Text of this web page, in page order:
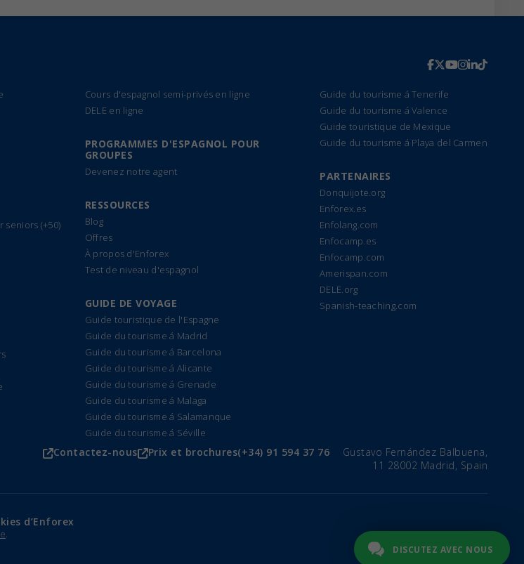
seniors (+50)
Cours d'espagnol semi-privés en ligne
DELE en ligne
PROGRAMMES D'ESPAGNOL POUR
GROUPES
Devenez notre agent
RESSOURCES
Blog
Offres
À propos d'Enforex
Test de niveau d'espagnol
GUIDE DE VOYAGE
Guide touristique de l'Espagne
Guide du tourisme á Madrid
Guide du tourisme á Barcelona
Guide du tourisme á Alicante
Guide du tourisme á Grenade
Guide du tourisme á Malaga
Guide du tourisme á Salamanque
Guide du tourisme á Séville
Guide du tourisme á Tenerife
Guide du tourisme á Valence
Guide touristique de Mexique
Guide du tourisme á Playa del Carmen
PARTENAIRES
Donquijote.org
Enforex.es
Enfolang.com
Enfocamp.es
Enfocamp.com
Amerispan.com
DELE.org
Spanish-teaching.com
Contactez-nous Prix et brochures(+34) 91 594 37 76
Gustavo Fernández Balbuena,
11 28002 Madrid, Spain
d’Enforex
.
DISCUTEZ AVEC NOUS